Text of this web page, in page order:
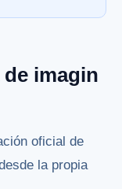
imagin
oficial de
la propia